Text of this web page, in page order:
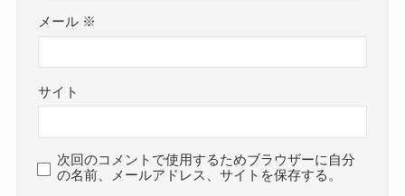
メール ※
サイト
次回のコメントで使用するためブラウザーに自分
の名前、メールアドレス、サイトを保存する。